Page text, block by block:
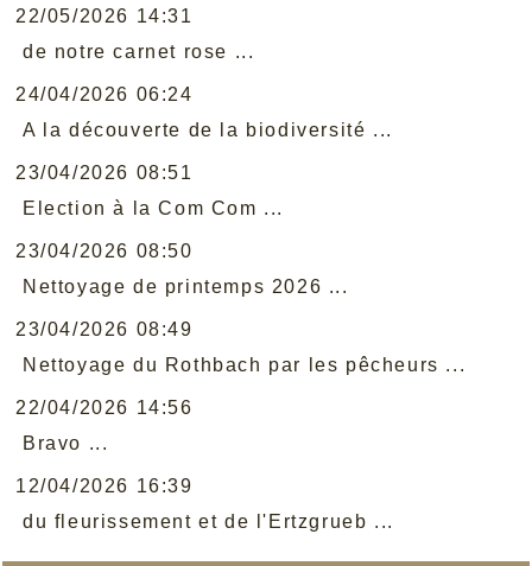
22/05/2026 14:31
de notre carnet rose ...
24/04/2026 06:24
A la découverte de la biodiversité ...
23/04/2026 08:51
Election à la Com Com ...
23/04/2026 08:50
Nettoyage de printemps 2026 ...
23/04/2026 08:49
Nettoyage du Rothbach par les pêcheurs ...
22/04/2026 14:56
Bravo ...
12/04/2026 16:39
du fleurissement et de l'Ertzgrueb ...